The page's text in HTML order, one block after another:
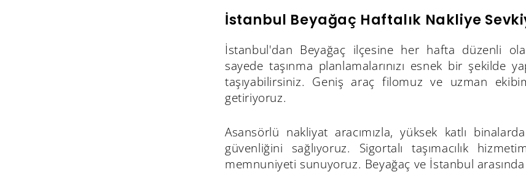
İstanbul Beyağaç Haftalık Nakliye
İstanbul'dan Beyağaç ilçesine her hafta düzenli
sayede taşınma planlamalarınızı esnek bir şekilde
taşıyabilirsiniz. Geniş araç filomuz ve uzman
getiriyoruz.
Asansörlü nakliyat aracımızla, yüksek katlı
güvenliğini sağlıyoruz. Sigortalı taşımacılık
memnuniyeti sunuyoruz. Beyağaç ve İstanbul